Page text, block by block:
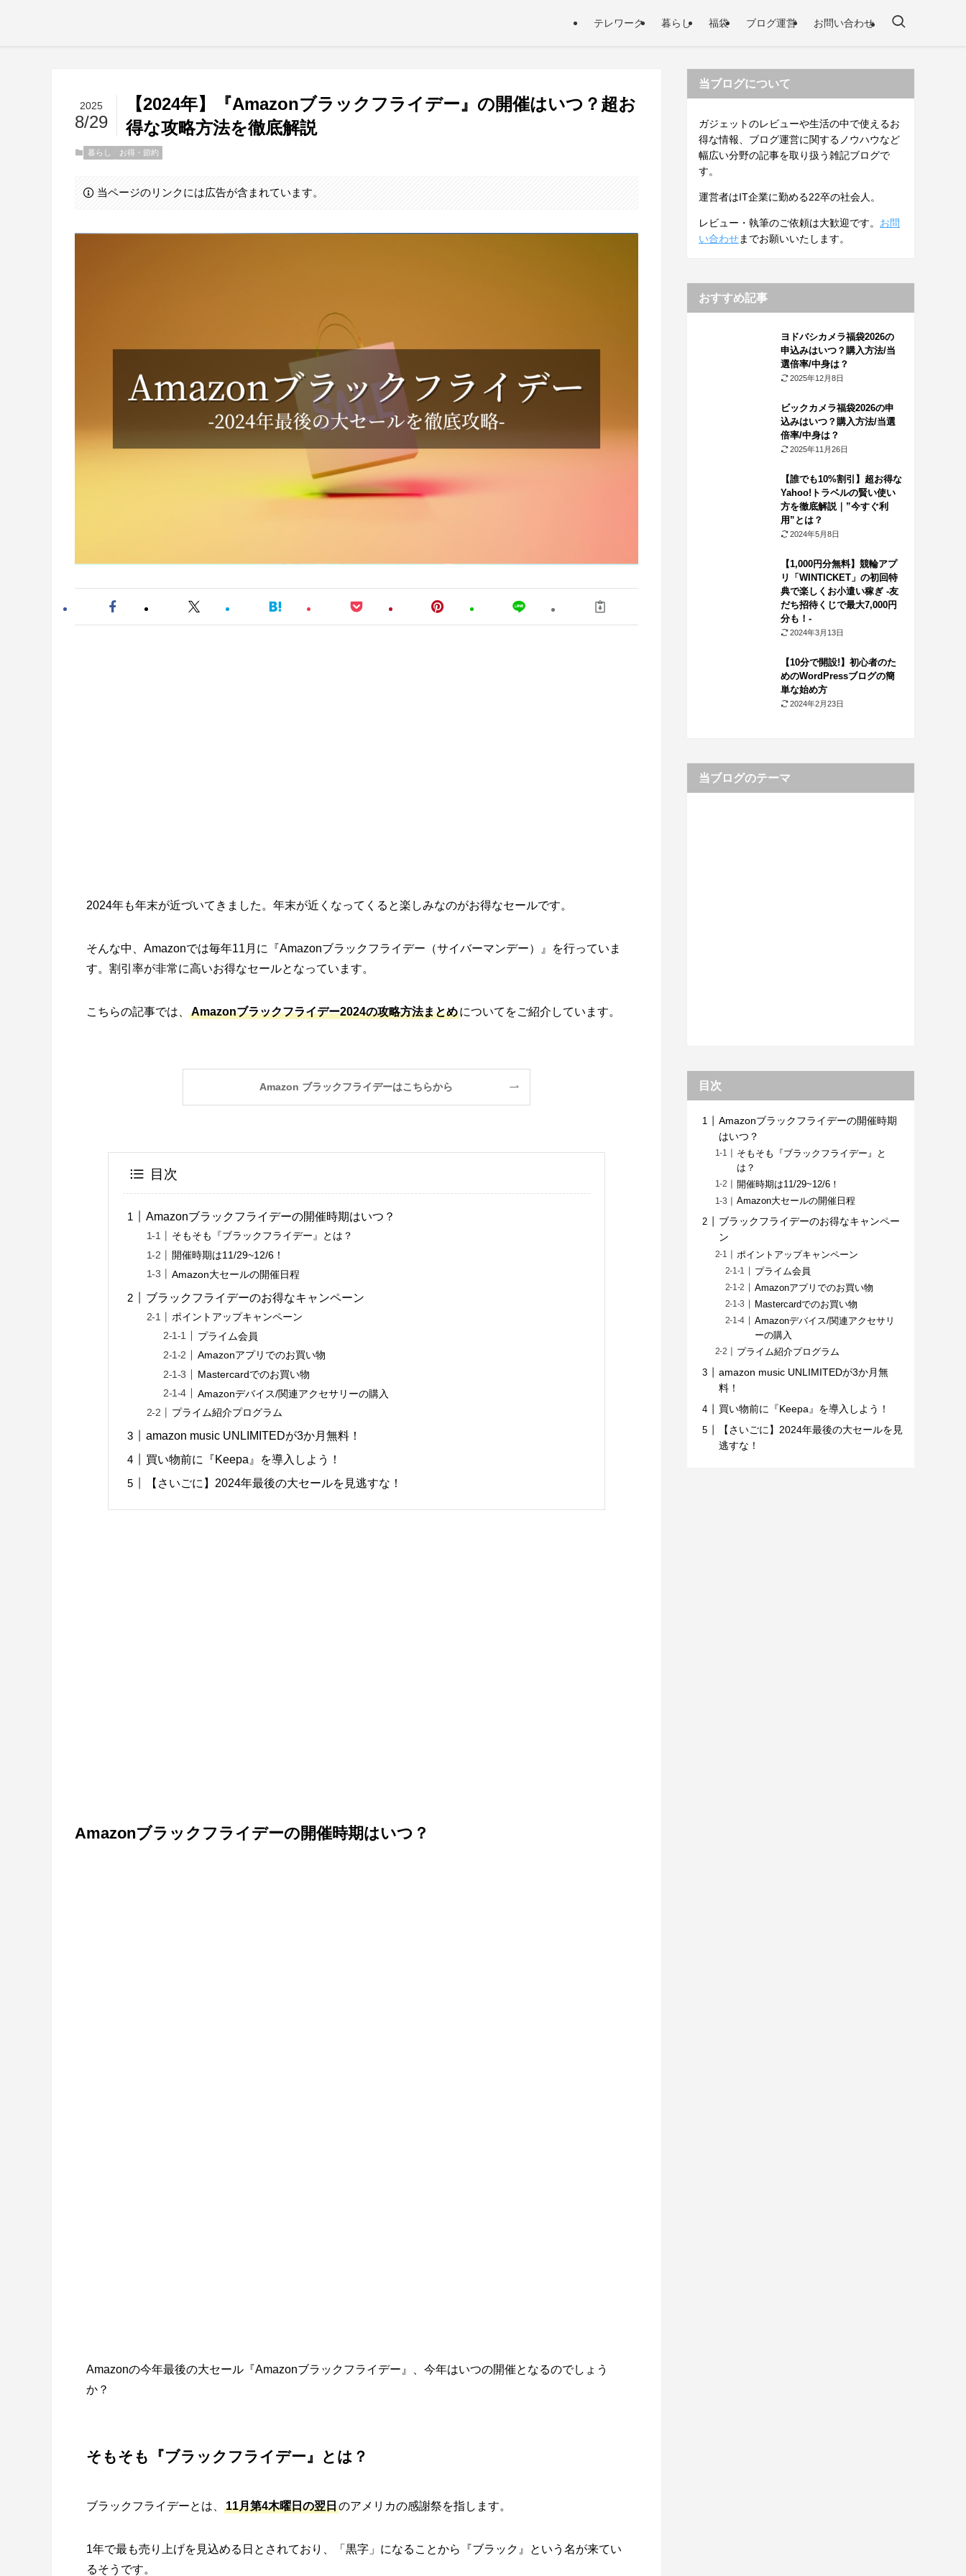
テレワーク 暮らし 福袋 ブログ運営 お問い合わせ
【2024年】『Amazonブラックフライデー』の開催はいつ？超お
得な攻略方法を徹底解説
2025
8/29
暮らし お得・節約
当ページのリンクには広告が含まれています。
2024年も年末が近づいてきました。年末が近くなってくると楽しみなのがお得なセールです。
そんな中、Amazonでは毎年11月に『Amazonブラックフライデー（サイバーマンデー）』を行っていま
す。割引率が非常に高いお得なセールとなっています。
こちらの記事では、 Amazonブラックフライデー2024の攻略方法まとめについてをご紹介しています。
Amazon ブラックフライデーはこちらから
目次
Amazonブラックフライデーの開催時期はいつ？
そもそも『ブラックフライデー』とは？
開催時期は11/29~12/6！
Amazon大セールの開催日程
ブラックフライデーのお得なキャンペーン
ポイントアップキャンペーン
プライム会員
Amazonアプリでのお買い物
Mastercardでのお買い物
Amazonデバイス/関連アクセサリーの購入
プライム紹介プログラム
amazon music UNLIMITEDが3か月無料！
買い物前に『Keepa』を導入しよう！
【さいごに】2024年最後の大セールを見逃すな！
Amazonブラックフライデーの開催時期はいつ？
Amazonの今年最後の大セール『Amazonブラックフライデー』、今年はいつの開催となるのでしょう
か？
そもそも『ブラックフライデー』とは？
ブラックフライデーとは、 11月第4木曜日の翌日のアメリカの感謝祭を指します。
1年で最も売り上げを見込める日とされており、「黒字」になることから『ブラック』という名が来てい
るそうです。
当ブログについて
ガジェットのレビューや生活の中で使えるお
得な情報、ブログ運営に関するノウハウなど
幅広い分野の記事を取り扱う雑記ブログで
す。
運営者はIT企業に勤める22卒の社会人。
レビュー・執筆のご依頼は大歓迎です。 お問
い合わせまでお願いいたします。
おすすめ記事
ヨドバシカメラ福袋2026の
申込みはいつ？購入方法/当
選倍率/中身は？
2025年12月8日
ビックカメラ福袋2026の申
込みはいつ？購入方法/当選
倍率/中身は？
2025年11月26日
【誰でも10%割引】超お得な
Yahoo!トラベルの賢い使い
方を徹底解説｜”今すぐ利
用”とは？
2024年5月8日
【1,000円分無料】競輪アプ
リ「WINTICKET」の初回特
典で楽しくお小遣い稼ぎ -友
だち招待くじで最大7,000円
分も！-
2024年3月13日
【10分で開設!】初心者のた
めのWordPressブログの簡
単な始め方
2024年2月23日
当ブログのテーマ
目次
Amazonブラックフライデーの開催時期
はいつ？
そもそも『ブラックフライデー』と
は？
開催時期は11/29~12/6！
Amazon大セールの開催日程
ブラックフライデーのお得なキャンペー
ン
ポイントアップキャンペーン
プライム会員
Amazonアプリでのお買い物
Mastercardでのお買い物
Amazonデバイス/関連アクセサリ
ーの購入
プライム紹介プログラム
amazon music UNLIMITEDが3か月無
料！
買い物前に『Keepa』を導入しよう！
【さいごに】2024年最後の大セールを見
逃すな！